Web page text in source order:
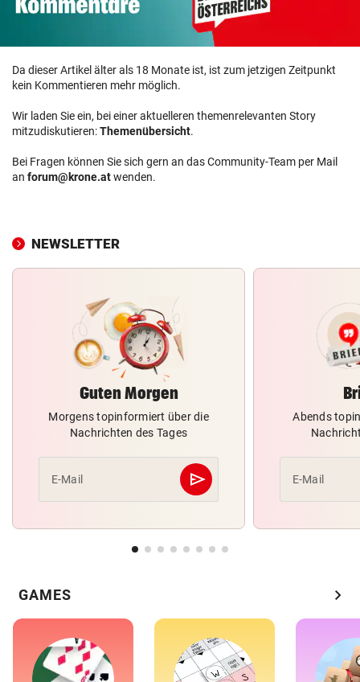
Da dieser Artikel älter als 18 Monate ist, ist zum jetzigen Zeitpunkt
kein Kommentieren mehr möglich.
Wir laden Sie ein, bei einer aktuelleren themenrelevanten Story
mitzudiskutieren:Themenübersicht.
Bei Fragen können Sie sich gern an das Community-Team per Mail
an forum@krone.atwenden.
NEWSLETTER
Guten Morgen
Morgens topinformiert über die
Nachrichten des Tages
E-Mail send
Abschicken
Abends
E-Mail
GAMES chevron_right